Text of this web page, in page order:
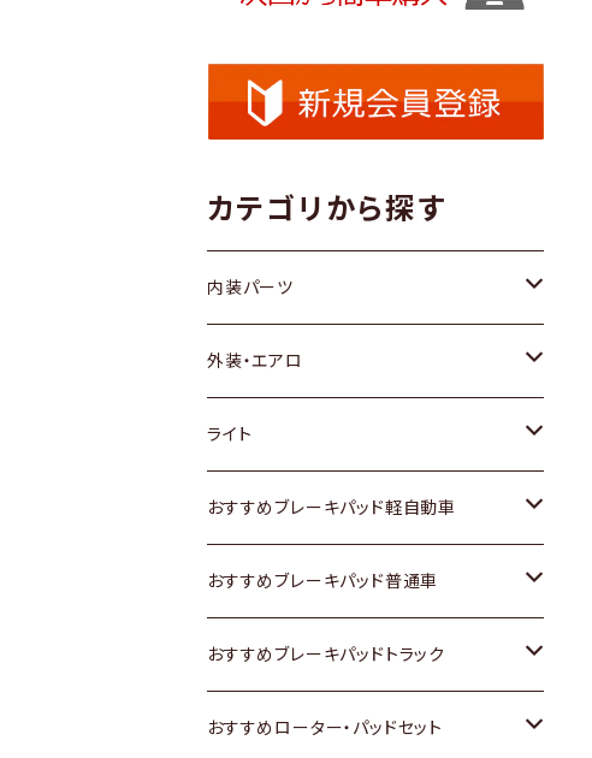
カテゴリから探す
内装パーツ
トヨタ
ホンダ
スズキ
日産
いすゞ
ダイハツ
外装・エアロ
トヨタ
ホンダ
スズキ
日産
いすゞ
ライト
トヨタ
スズキ
日産
いすゞ
おすすめブレーキパッド軽自動車
トヨタ
ホンダ
スズキ
おすすめブレーキパッド普通車
トヨタ
ホンダ
おすすめブレーキパッドトラック
トヨタ
おすすめローター・パッドセット